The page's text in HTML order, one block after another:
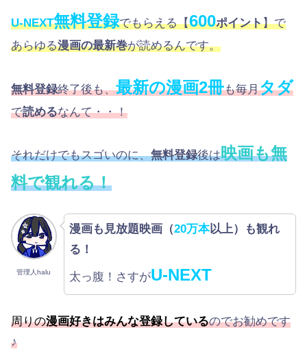
U-NEXT無料登録でもらえる【600ポイント】で
あらゆる漫画の最新巻が読めるんです。
無料登録終了後も、最新の漫画2冊も毎月タダ
で読めるなんて・・！
それだけでもスゴいのに、無料登録後は映画も無
料で観れる！
管理人halu
漫画も見放題映画（20万本以上）も観れ
る！
太っ腹！さすがU-NEXT
周りの漫画好きはみんな登録しているのでお勧めです
♪